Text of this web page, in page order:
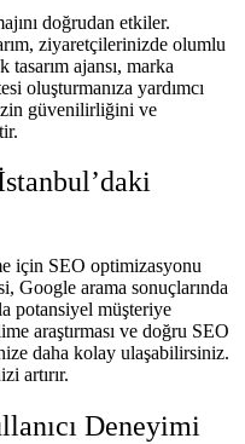
doğrudan etkiler.
ziyaretçilerinizde olumlu
ajansı, marka
oluşturmanıza yardımcı
güvenilirliğini ve
için SEO optimizasyonu
Google arama sonuçlarında
potansiyel müşteriye
araştırması ve doğru SEO
daha kolay ulaşabilirsiniz.
artırır.
Deneyimi